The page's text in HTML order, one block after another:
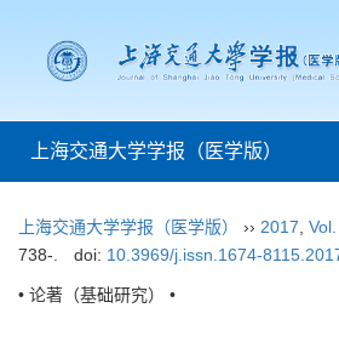
上海交通大学学报（医学版）
上海交通大学学报（医学版） ›› 2017
738-.
doi: 10.3969/j.issn.1674-
• 论著（基础研究） •